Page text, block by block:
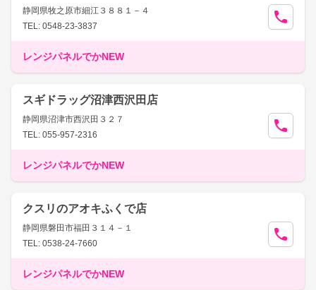
静岡県牧之原市細江３８８１－４
TEL: 0548-23-3837
レンジパネルでかNEW
スギドラッグ沼津西沢田店
静岡県沼津市西沢田３２７
TEL: 055-957-2316
レンジパネルでかNEW
クスリのアオキふくで店
静岡県磐田市福田３１４－１
TEL: 0538-24-7660
レンジパネルでかNEW